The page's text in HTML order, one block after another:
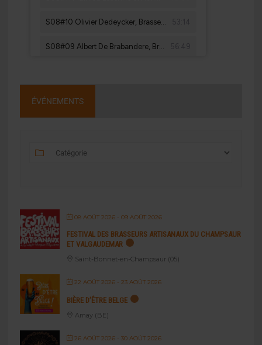
ÉVÉNEMENTS
08 AOÛT 2026- 09 AOÛT 2026
FESTIVAL DES BRASSEURS ARTISANAUX DU CHAMPSAUR
ET VALGAUDEMAR
Saint-Bonnet-en-Champsaur (05)
22 AOÛT 2026- 23 AOÛT 2026
BIÈRE D’ÊTRE BELGE
Amay (BE)
26 AOÛT 2026- 30 AOÛT 2026